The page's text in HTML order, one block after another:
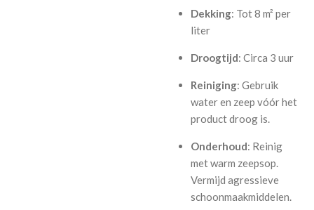
Dekking: Tot 8 m² per
liter
Droogtijd: Circa 3 uur
Reiniging: Gebruik
water en zeep vóór het
product droog is.
Onderhoud: Reinig
met warm zeepsop.
Vermijd agressieve
schoonmaakmiddelen.